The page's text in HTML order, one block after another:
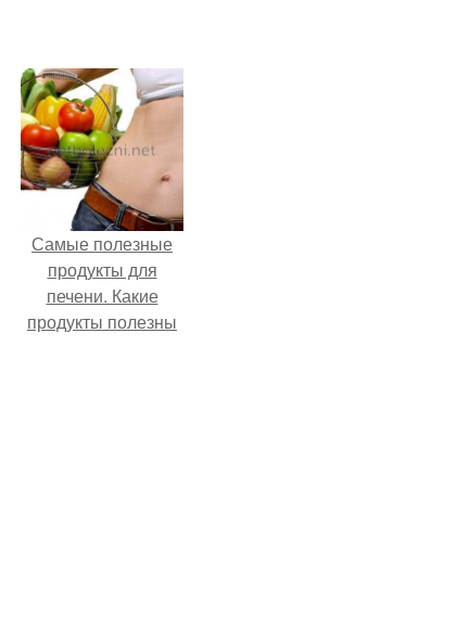
Самые полезные
продукты для
печени. Какие
продукты полезны